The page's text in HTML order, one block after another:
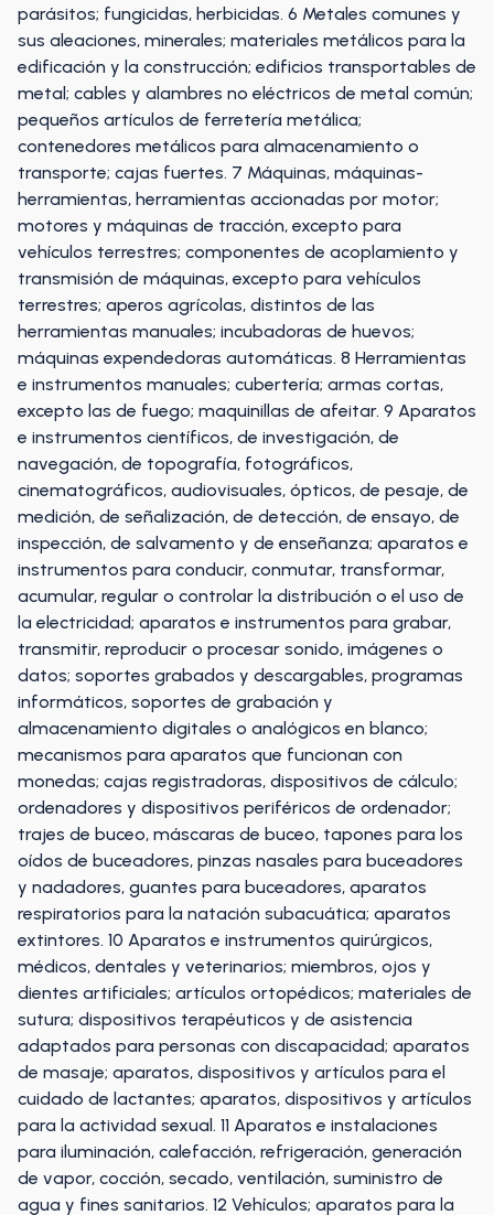
parásitos; fungicidas, herbicidas. 6 Metales comunes y
sus aleaciones, minerales; materiales metálicos para la
edificación y la construcción; edificios transportables de
metal; cables y alambres no eléctricos de metal común;
pequeños artículos de ferretería metálica;
contenedores metálicos para almacenamiento o
transporte; cajas fuertes. 7 Máquinas, máquinas-
herramientas, herramientas accionadas por motor;
motores y máquinas de tracción, excepto para
vehículos terrestres; componentes de acoplamiento y
transmisión de máquinas, excepto para vehículos
terrestres; aperos agrícolas, distintos de las
herramientas manuales; incubadoras de huevos;
máquinas expendedoras automáticas. 8 Herramientas
e instrumentos manuales; cubertería; armas cortas,
excepto las de fuego; maquinillas de afeitar. 9 Aparatos
e instrumentos científicos, de investigación, de
navegación, de topografía, fotográficos,
cinematográficos, audiovisuales, ópticos, de pesaje, de
medición, de señalización, de detección, de ensayo, de
inspección, de salvamento y de enseñanza; aparatos e
instrumentos para conducir, conmutar, transformar,
acumular, regular o controlar la distribución o el uso de
la electricidad; aparatos e instrumentos para grabar,
transmitir, reproducir o procesar sonido, imágenes o
datos; soportes grabados y descargables, programas
informáticos, soportes de grabación y
almacenamiento digitales o analógicos en blanco;
mecanismos para aparatos que funcionan con
monedas; cajas registradoras, dispositivos de cálculo;
ordenadores y dispositivos periféricos de ordenador;
trajes de buceo, máscaras de buceo, tapones para los
oídos de buceadores, pinzas nasales para buceadores
y nadadores, guantes para buceadores, aparatos
respiratorios para la natación subacuática; aparatos
extintores. 10 Aparatos e instrumentos quirúrgicos,
médicos, dentales y veterinarios; miembros, ojos y
dientes artificiales; artículos ortopédicos; materiales de
sutura; dispositivos terapéuticos y de asistencia
adaptados para personas con discapacidad; aparatos
de masaje; aparatos, dispositivos y artículos para el
cuidado de lactantes; aparatos, dispositivos y artículos
para la actividad sexual. 11 Aparatos e instalaciones
para iluminación, calefacción, refrigeración, generación
de vapor, cocción, secado, ventilación, suministro de
agua y fines sanitarios. 12 Vehículos; aparatos para la